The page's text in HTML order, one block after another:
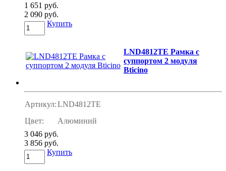
1 651 руб.
2 090 руб.
Купить
LND4812TE Рамка с
суппортом 2 модуля
Bticino
Артикул:LND4812TE
Цвет:
Алюминий
3 046 руб.
3 856 руб.
Купить